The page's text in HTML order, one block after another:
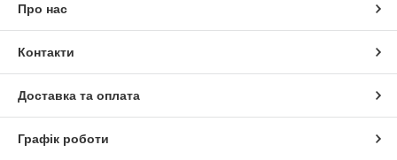
Про нас
Контакти
Доставка та оплата
Графік роботи